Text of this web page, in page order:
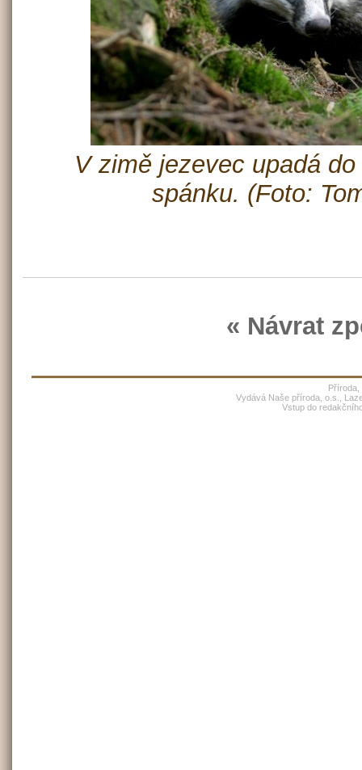
V zimě jezevec upadá
spánku. (Foto:
« Návrat
Vydává Naše příroda, o.s.,
Vstup do